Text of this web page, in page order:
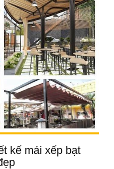
kế mái xếp bạt